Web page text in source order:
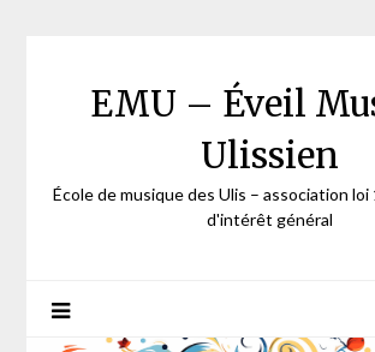
EMU – Éveil
Ulissien
École de musique des Ulis – association
d'intérêt général